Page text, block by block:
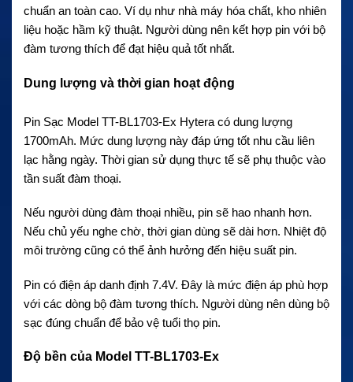
chuẩn an toàn cao. Ví dụ như nhà máy hóa chất, kho nhiên
liệu hoặc hầm kỹ thuật. Người dùng nên kết hợp pin với bộ
đàm tương thích để đạt hiệu quả tốt nhất.
Dung lượng và thời gian hoạt động
Pin Sạc Model TT-BL1703-Ex Hytera có dung lượng
1700mAh. Mức dung lượng này đáp ứng tốt nhu cầu liên
lạc hằng ngày. Thời gian sử dụng thực tế sẽ phụ thuộc vào
tần suất đàm thoại.
Nếu người dùng đàm thoại nhiều, pin sẽ hao nhanh hơn.
Nếu chủ yếu nghe chờ, thời gian dùng sẽ dài hơn. Nhiệt độ
môi trường cũng có thể ảnh hưởng đến hiệu suất pin.
Pin có điện áp danh định 7.4V. Đây là mức điện áp phù hợp
với các dòng bộ đàm tương thích. Người dùng nên dùng bộ
sạc đúng chuẩn để bảo vệ tuổi thọ pin.
Độ bền của Model TT-BL1703-Ex